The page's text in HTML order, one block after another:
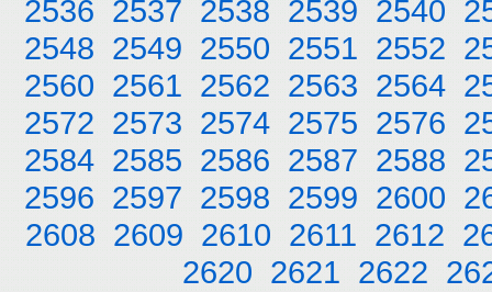
2536 2537 2538 2539 2540
2548 2549 2550 2551 2552
2560 2561 2562 2563 2564
2572 2573 2574 2575 2576
2584 2585 2586 2587 2588
2596 2597 2598 2599 2600
2608 2609 2610 2611 2612
2620 2621 2622